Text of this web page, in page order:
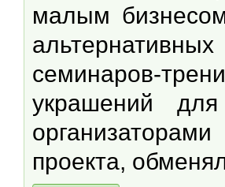
малым
семинаров-
украшений
проекта,